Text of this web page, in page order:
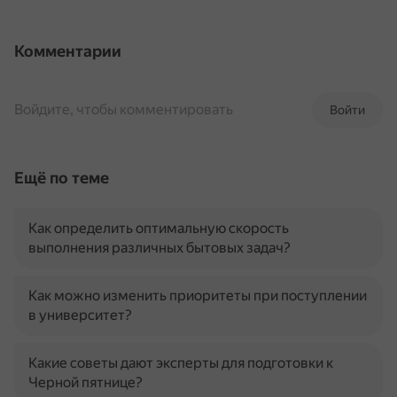
Комментарии
Войти
Войдите, чтобы комментировать
Ещё по теме
Как определить оптимальную скорость
выполнения различных бытовых задач?
Как можно изменить приоритеты при поступлении
в университет?
Какие советы дают эксперты для подготовки к
Черной пятнице?